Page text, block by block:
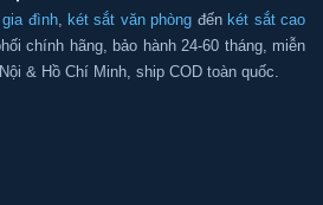
đình, két sắt văn phòng đếnkét sắt cao
chính hãng, bảo hành 24-60 tháng, miễn
& Hồ Chí Minh, ship COD toàn quốc.